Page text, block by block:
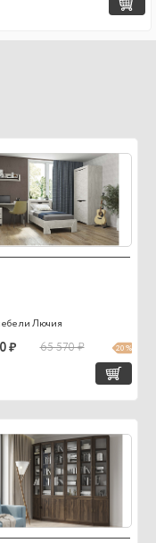
Лючия
₽ 65 570 ₽ 20 %